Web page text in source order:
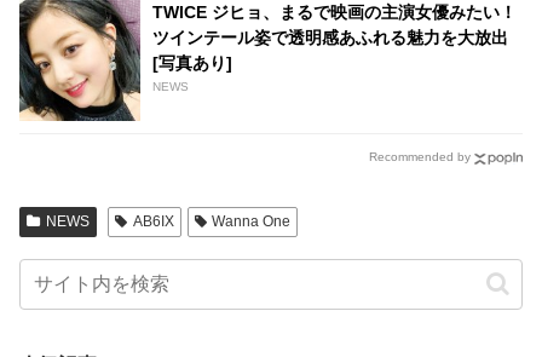
TWICE ジヒョ、まるで映画の主演女優みたい！
ツインテール姿で透明感あふれる魅力を大放出
[写真あり]
NEWS
Recommended by
NEWS AB6IX Wanna One